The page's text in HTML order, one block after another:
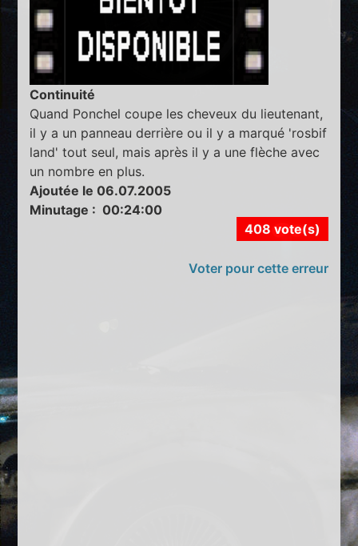
Continuité
Quand Ponchel coupe les cheveux du lieutenant,
il y a un panneau derrière ou il y a marqué 'rosbif
land' tout seul, mais après il y a une flèche avec
un nombre en plus.
Ajoutée le 06.07.2005
Minutage : 00:24:00
408 vote(s)
Voter pour cette erreur